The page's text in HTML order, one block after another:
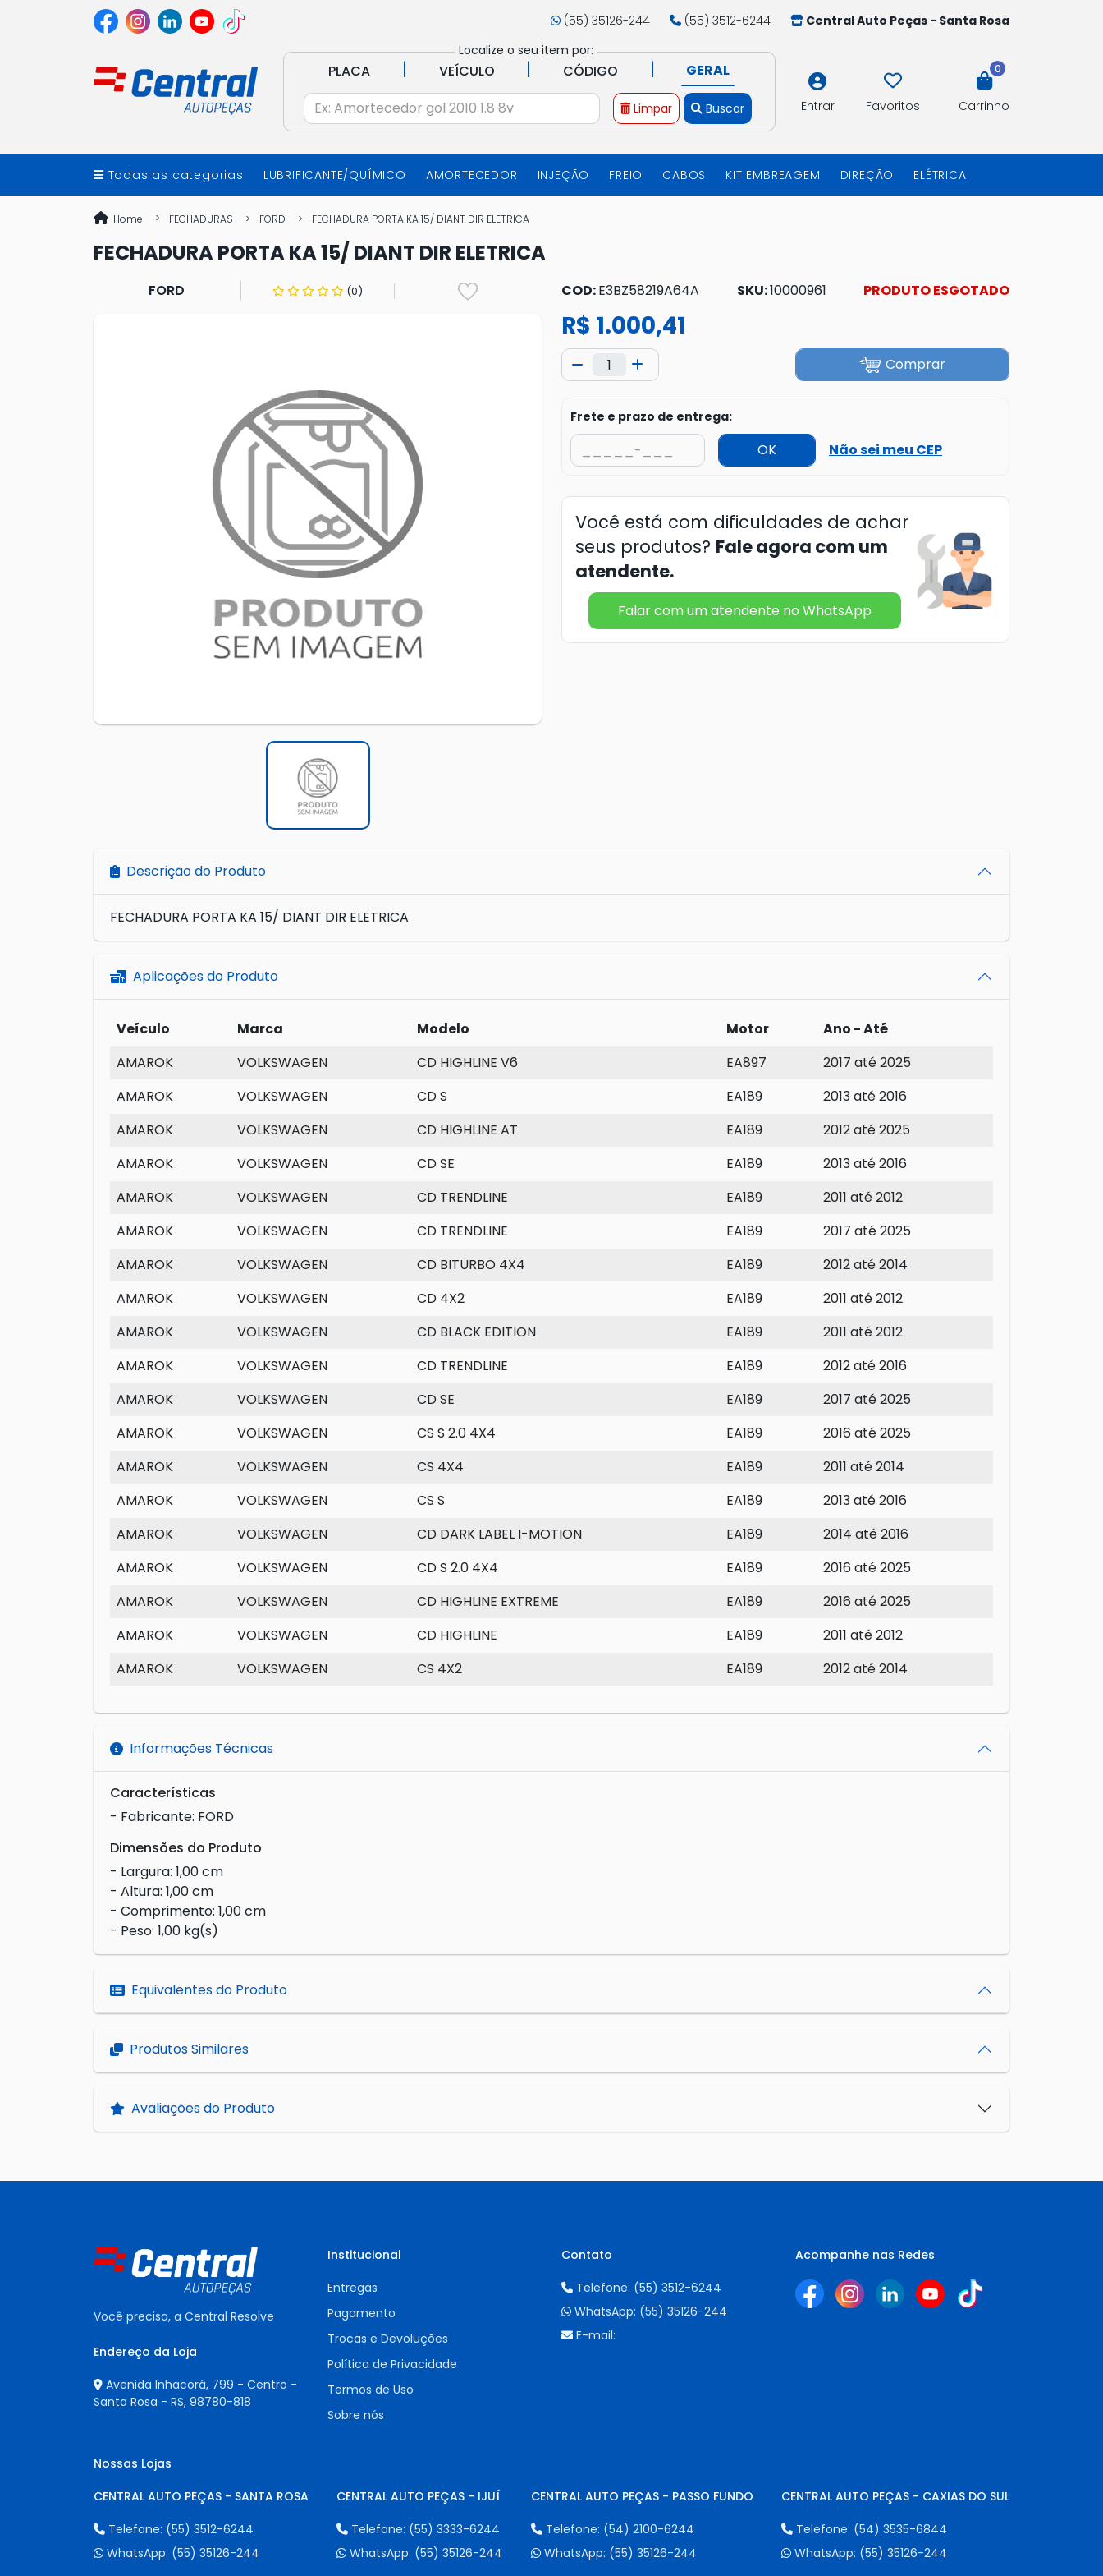
(55) 35126-244 (55) 3512-6244
Central Auto Peças - Santa Rosa
Localize o seu item por:
PLACA | VEÍCULO | CÓDIGO | GERAL
Limpar Buscar Entrar Favoritos
0
Carrinho
Todas as categorias LUBRIFICANTE/QUÍMICO AMORTECEDOR INJEÇÃO FREIO CABOS KIT EMBREAGEM DIREÇÃO ELÉTRICA
Home FECHADURAS FORD FECHADURA PORTA KA 15/ DIANT DIR ELETRICA
FECHADURA PORTA KA 15/ DIANT DIR ELETRICA
FORD (0) COD:E3BZ58219A64A SKU:10000961 PRODUTO ESGOTADO
R$ 1.000,41
Comprar
Frete e prazo de entrega:
OK Não sei meu CEP
Você está com dificuldades de achar
seus produtos? Fale agora com um
atendente.
Falar com um atendente no WhatsApp
Descrição do Produto
FECHADURA PORTA KA 15/ DIANT DIR ELETRICA
Aplicações do Produto
Veículo Marca Modelo Motor
Ano - Até
AMAROK
VOLKSWAGEN CD HIGHLINE V6 EA897
2017 até 2025
AMAROK
VOLKSWAGEN CD S EA189
2013 até 2016
AMAROK
VOLKSWAGEN CD HIGHLINE AT EA189
2012 até 2025
AMAROK
VOLKSWAGEN CD SE EA189
2013 até 2016
AMAROK
VOLKSWAGEN CD TRENDLINE EA189
2011 até 2012
AMAROK
VOLKSWAGEN CD TRENDLINE EA189
2017 até 2025
AMAROK
VOLKSWAGEN CD BITURBO 4X4 EA189
2012 até 2014
AMAROK
VOLKSWAGEN CD 4X2 EA189
2011 até 2012
AMAROK
VOLKSWAGEN CD BLACK EDITION EA189
2011 até 2012
AMAROK
VOLKSWAGEN CD TRENDLINE EA189
2012 até 2016
AMAROK
VOLKSWAGEN CD SE EA189
2017 até 2025
AMAROK
VOLKSWAGEN CS S 2.0 4X4 EA189
2016 até 2025
AMAROK
VOLKSWAGEN CS 4X4 EA189
2011 até 2014
AMAROK
VOLKSWAGEN CS S EA189
2013 até 2016
AMAROK
VOLKSWAGEN CD DARK LABEL I-MOTION EA189
2014 até 2016
AMAROK
VOLKSWAGEN CD S 2.0 4X4 EA189
2016 até 2025
AMAROK
VOLKSWAGEN CD HIGHLINE EXTREME EA189
2016 até 2025
AMAROK
VOLKSWAGEN CD HIGHLINE EA189
2011 até 2012
AMAROK
VOLKSWAGEN CS 4X2 EA189 2012 até 2014
Informações Técnicas
Características
- Fabricante: FORD
Dimensões do Produto
- Largura: 1,00 cm
- Altura: 1,00 cm
- Comprimento: 1,00 cm
- Peso: 1,00 kg(s)
Equivalentes do Produto
Produtos Similares
Avaliações do Produto
Você precisa, a Central Resolve
Endereço da Loja
Avenida Inhacorá, 799 - Centro -
Santa Rosa - RS, 98780-818
Institucional
Entregas
Pagamento
Trocas e Devoluções
Política de Privacidade
Termos de Uso
Sobre nós
Contato
Telefone: (55) 3512-6244
WhatsApp: (55) 35126-244
E-mail:
Acompanhe nas Redes
Nossas Lojas
CENTRAL AUTO PEÇAS - SANTA ROSA
Telefone: (55) 3512-6244
WhatsApp: (55) 35126-244
CENTRAL AUTO PEÇAS - IJUÍ
Telefone: (55) 3333-6244
WhatsApp: (55) 35126-244
CENTRAL AUTO PEÇAS - PASSO FUNDO
Telefone: (54) 2100-6244
WhatsApp: (55) 35126-244
CENTRAL AUTO PEÇAS - CAXIAS DO SUL
Telefone: (54) 3535-6844
WhatsApp: (55) 35126-244